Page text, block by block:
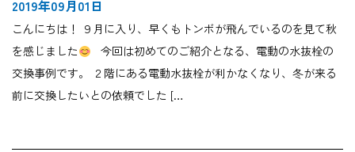
2019年09月01日
こんにちは！ ９月に入り、早くもトンボが飛んでいるのを見て秋
を感じました
今回は初めてのご紹介となる、電動の水抜栓の
交換事例です。 ２階にある電動水抜栓が利かなくなり、冬が来る
前に交換したいとの依頼でした […